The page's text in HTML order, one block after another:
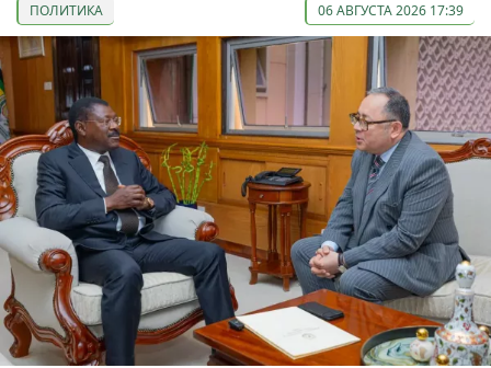
ПОЛИТИКА 06 АВГУСТА 2026 17:39